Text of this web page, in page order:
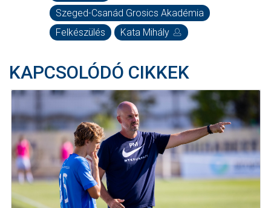
Szeged-Csanád Grosics Akadémia
Felkészülés
Kata Mihály
KAPCSOLÓDÓ CIKKEK